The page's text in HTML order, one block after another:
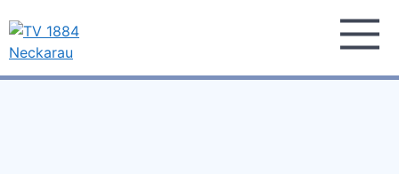
to
content
TV 1884 Neckarau